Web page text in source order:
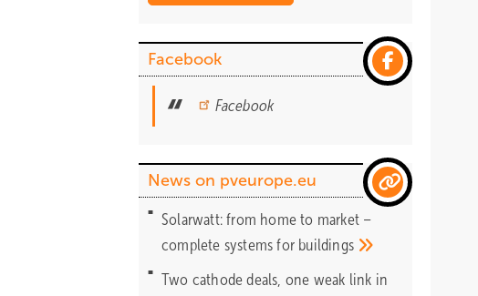
Facebook
Facebook
News on pveurope.eu
Solarwatt: from home to market –
complete systems for buildings
Two cathode deals, one weak link in